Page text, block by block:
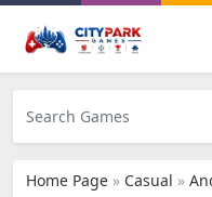
Home Page » Casual »